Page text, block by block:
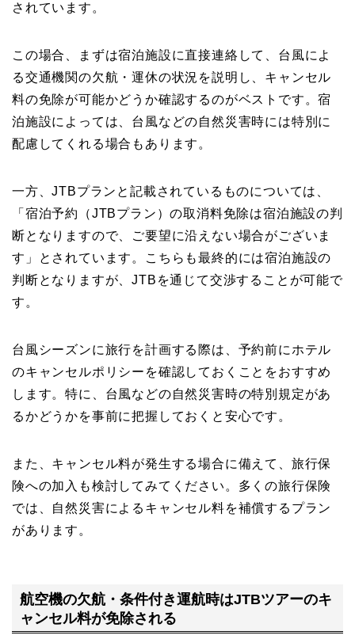
されています。
この場合、まずは宿泊施設に直接連絡して、台風によ
る交通機関の欠航・運休の状況を説明し、キャンセル
料の免除が可能かどうか確認するのがベストです。宿
泊施設によっては、台風などの自然災害時には特別に
配慮してくれる場合もあります。
一方、JTBプランと記載されているものについては、
「宿泊予約（JTBプラン）の取消料免除は宿泊施設の判
断となりますので、ご要望に沿えない場合がございま
す」とされています。こちらも最終的には宿泊施設の
判断となりますが、JTBを通じて交渉することが可能で
す。
台風シーズンに旅行を計画する際は、予約前にホテル
のキャンセルポリシーを確認しておくことをおすすめ
します。特に、台風などの自然災害時の特別規定があ
るかどうかを事前に把握しておくと安心です。
また、キャンセル料が発生する場合に備えて、旅行保
険への加入も検討してみてください。多くの旅行保険
では、自然災害によるキャンセル料を補償するプラン
があります。
航空機の欠航・条件付き運航時はJTBツアーのキ
ャンセル料が免除される